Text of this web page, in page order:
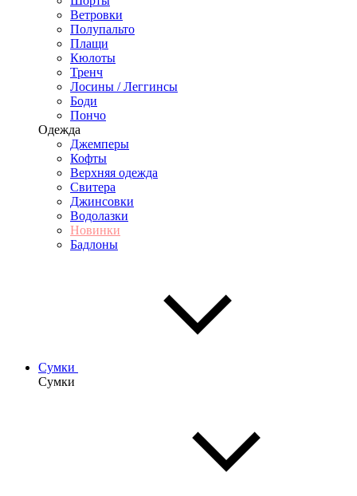
Ветровки
Полупальто
Плащи
Кюлоты
Тренч
Лосины / Леггинсы
Боди
Пончо
Одежда
Джемперы
Кофты
Верхняя одежда
Свитера
Джинсовки
Водолазки
Новинки
Бадлоны
Сумки
Сумки